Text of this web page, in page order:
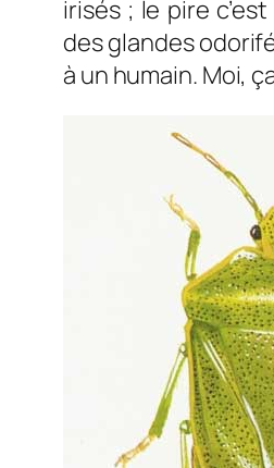
irisés ; le pire
des glandes
à un humain. Moi,